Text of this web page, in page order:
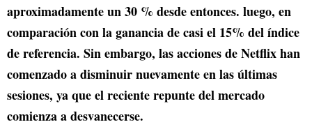
aproximadamente un 30 % desde entonces. luego, en
comparación con la ganancia de casi el 15% del índice
de referencia. Sin embargo, las acciones de Netflix han
comenzado a disminuir nuevamente en las últimas
sesiones, ya que el reciente repunte del mercado
comienza a desvanecerse.